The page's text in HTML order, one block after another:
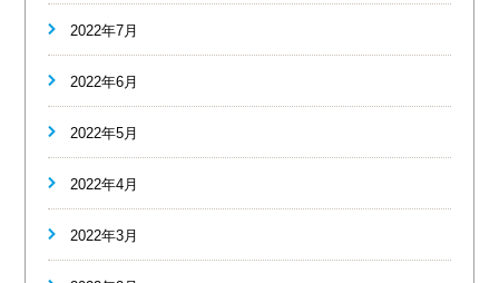
2022年7月
2022年6月
2022年5月
2022年4月
2022年3月